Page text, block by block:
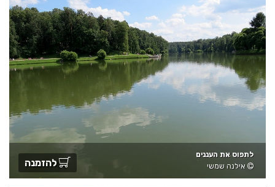
לתפוס את העננים
אילנה שמשי
להזמנה